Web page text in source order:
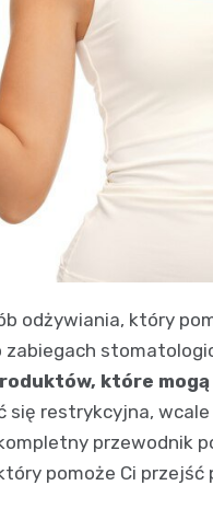
odżywiania, który
które
się restrykcyjna,
przewodnik
pomoże Ci